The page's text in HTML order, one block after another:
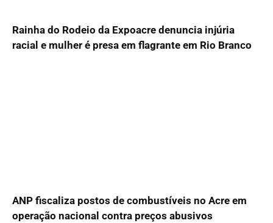
Rainha do Rodeio da Expoacre denuncia injúria
racial e mulher é presa em flagrante em Rio Branco
ANP fiscaliza postos de combustíveis no Acre em
operação nacional contra preços abusivos